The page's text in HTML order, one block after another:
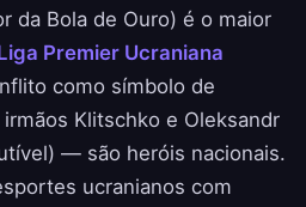
da Bola de Ouro) é o maior
Premier Ucraniana
como símbolo de
Klitschko e Oleksandr
— são heróis nacionais.
ucranianos com